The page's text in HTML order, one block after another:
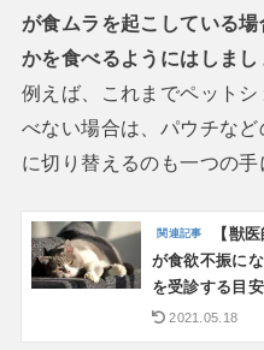
が食ムラを起こしている
かを食べるようにはしまし
例えば、これまでペット
べない場合は、パウチな
に切り替えるのも一つの手
【獣
が食欲不振に
を受診する目安
2021.05.18